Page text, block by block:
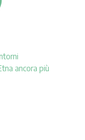
ancora più